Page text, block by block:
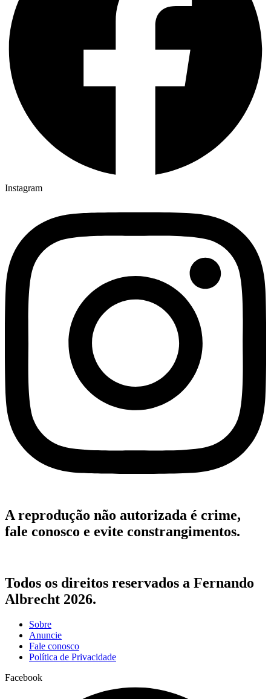
Instagram
A reprodução não autorizada é crime,
fale conosco e evite constrangimentos.
Todos os direitos reservados a Fernando
Albrecht 2026.
Sobre
Anuncie
Fale conosco
Política de Privacidade
Facebook